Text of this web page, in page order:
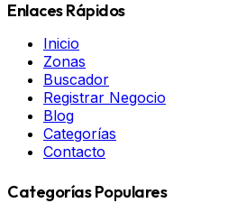
Enlaces Rápidos
Inicio
Zonas
Buscador
Registrar Negocio
Blog
Categorías
Contacto
Categorías Populares